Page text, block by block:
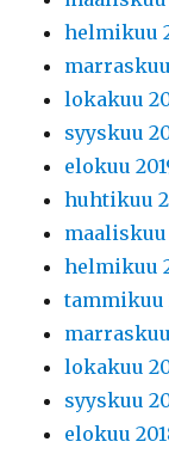
helmikuu
lokakuu
syyskuu
elokuu
huhtikuu
maaliskuu
helmikuu
tammikuu
lokakuu
syyskuu
elokuu